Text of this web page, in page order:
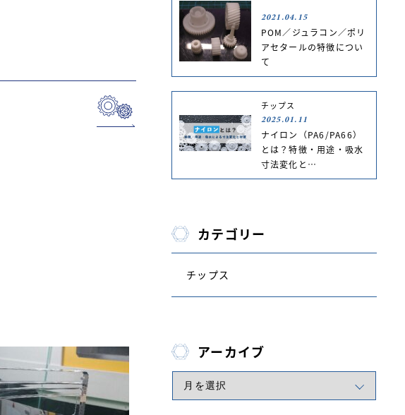
2021.04.15
POM／ジュラコン／ポリ
アセタールの特徴につい
て
チップス
2025.01.11
ナイロン（PA6/PA66）
とは？特徴・用途・吸水
寸法変化と…
カテゴリー
チップス
アーカイブ